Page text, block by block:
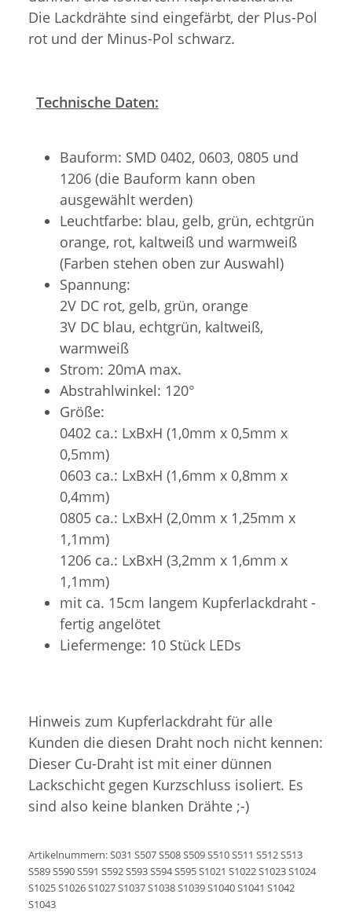
Die Lackdrähte sind eingefärbt, der Plus-Pol
rot und der Minus-Pol schwarz.
Technische Daten:
Bauform: SMD 0402, 0603, 0805 und
1206 (die Bauform kann oben
ausgewählt werden)
Leuchtfarbe: blau, gelb, grün, echtgrün
orange, rot, kaltweiß und warmweiß
(Farben stehen oben zur Auswahl)
Spannung:
2V DC rot, gelb, grün, orange
3V DC blau, echtgrün, kaltweiß,
warmweiß
Strom: 20mA max.
Abstrahlwinkel: 120°
Größe:
0402 ca.: LxBxH (1,0mm x 0,5mm x
0,5mm)
0603 ca.: LxBxH (1,6mm x 0,8mm x
0,4mm)
0805 ca.: LxBxH (2,0mm x 1,25mm x
1,1mm)
1206 ca.: LxBxH (3,2mm x 1,6mm x
1,1mm)
mit ca. 15cm langem Kupferlackdraht -
fertig angelötet
Liefermenge: 10 Stück LEDs
Hinweis zum Kupferlackdraht für alle
Kunden die diesen Draht noch nicht kennen:
Dieser Cu-Draht ist mit einer dünnen
Lackschicht gegen Kurzschluss isoliert. Es
sind also keine blanken Drähte ;-)
Artikelnummern: S031 S507 S508 S509 S510 S511 S512 S513
S589 S590 S591 S592 S593 S594 S595 S1021 S1022 S1023 S1024
S1025 S1026 S1027 S1037 S1038 S1039 S1040 S1041 S1042
S1043